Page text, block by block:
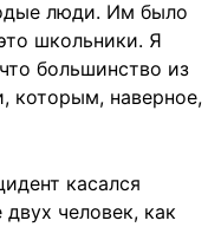
люди. Им было
школьники. Я
большинство из
которым, наверное,
касался
человек, как